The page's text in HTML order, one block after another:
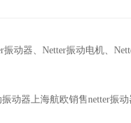
振动器、Netter振动电机、
振动器上海航欧销售netter振